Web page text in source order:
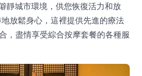
靜城市環境，供您恢復活力和放
放鬆身心，這裡提供先進的療法
，盡情享受綜合按摩套餐的各種服